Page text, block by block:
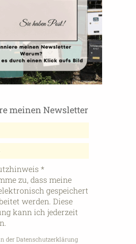
meinen Newsletter
*
zu, dass meine
gespeichert
werden. Diese
kann ich jederzeit
der Datenschutzerklärung